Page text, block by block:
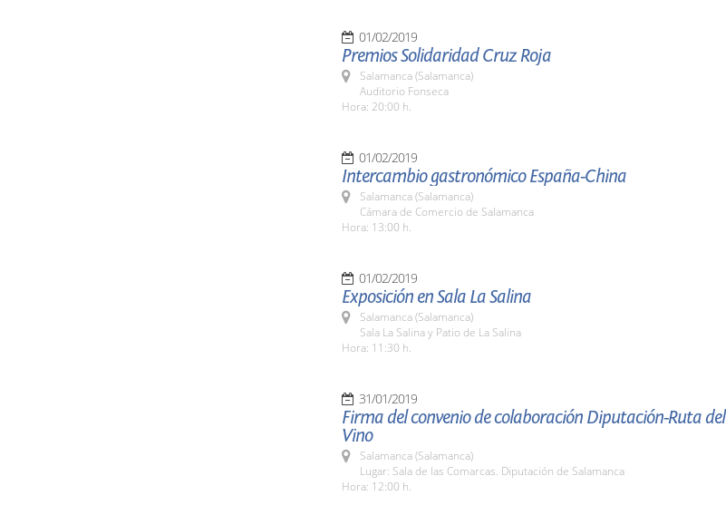
01/02/2019
Premios Solidaridad Cruz Roja
Salamanca (Salamanca)
Auditorio Fonseca
Hora: 20:00 h.
01/02/2019
Intercambio gastronómico España-China
Salamanca (Salamanca)
Cámara de Comercio de Salamanca
Hora: 13:00 h.
01/02/2019
Exposición en Sala La Salina
Salamanca (Salamanca)
Sala La Salina y Patio de La Salina
Hora: 11:30 h.
31/01/2019
Firma del convenio de colaboración Diputación-Ruta del
Vino
Salamanca (Salamanca)
Lugar: Sala de las Comarcas. Diputación de Salamanca
Hora: 12:00 h.